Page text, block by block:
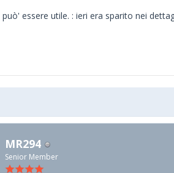
può' essere utile. : ieri era sparito nei
MR294
Senior Member